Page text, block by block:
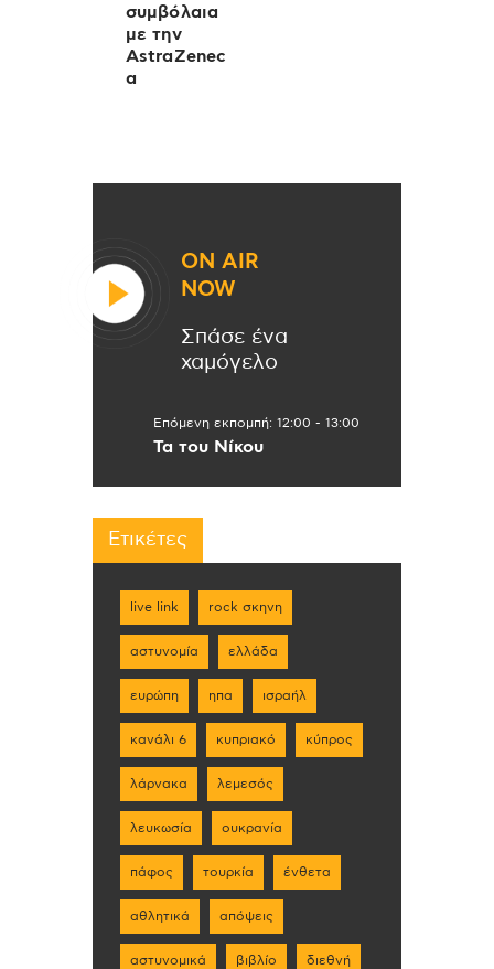
συμβόλαια
με την
AstraZenec
a
ON AIR
NOW
Σπάσε ένα
χαμόγελο
Επόμενη εκπομπή: 12:00 - 13:00
Τα του Νίκου
Ετικέτες
live link rock σκηνη
αστυνομία ελλάδα
ευρώπη ηπα ισραήλ
κανάλι 6 κυπριακό κύπρος
λάρνακα λεμεσός
λευκωσία ουκρανία
πάφος τουρκία ένθετα
αθλητικά απόψεις
αστυνομικά βιβλίο διεθνή